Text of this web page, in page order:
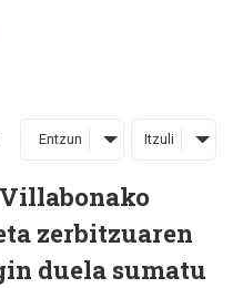
Entzun Itzuli
zerbitzuaren
duela sumatu